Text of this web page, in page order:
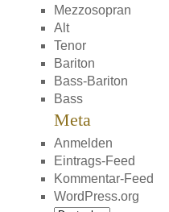
Mezzosopran
Alt
Tenor
Bariton
Bass-Bariton
Bass
Meta
Anmelden
Eintrags-Feed
Kommentar-Feed
WordPress.org